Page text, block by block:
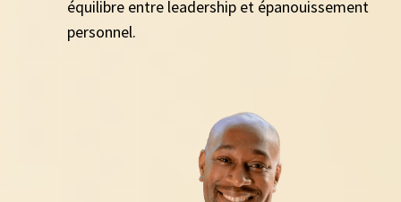
équilibre entre leadership et épanouissement
personnel.